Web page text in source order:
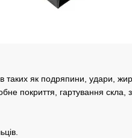
таких як подряпини, удари, жир
покриття, гартування скла,